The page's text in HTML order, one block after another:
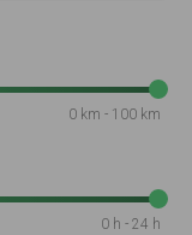
0 km - 100 km
0 h - 24 h